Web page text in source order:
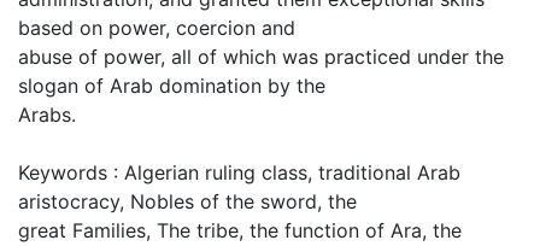
based on power, coercion and
abuse of power, all of which was practiced under the
slogan of Arab domination by the
Arabs.
Keywords : Algerian ruling class, traditional Arab
aristocracy, Nobles of the sword, the
great Families, The tribe, the function of Ara, the